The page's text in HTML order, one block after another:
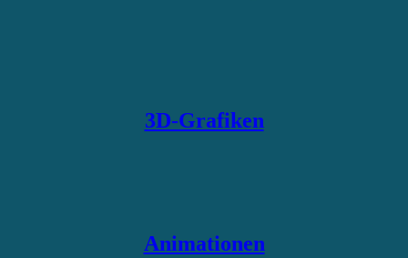
3D-Grafiken
Animationen